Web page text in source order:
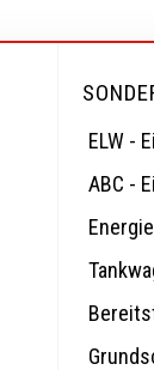
ELW -
ABC -